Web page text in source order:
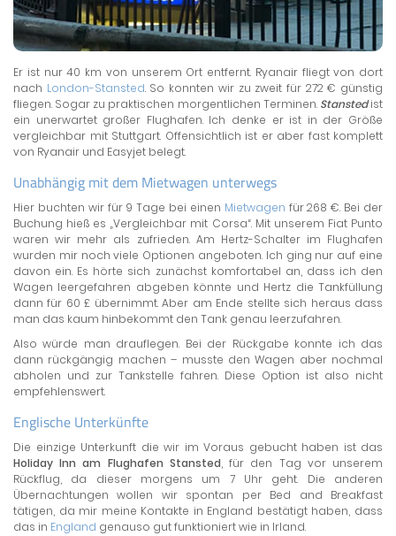
Er ist nur 40 km von unserem Ort entfernt. Ryanair fliegt von dort
nach London-Stansted. So konnten wir zu zweit für 272 € günstig
fliegen. Sogar zu praktischen morgentlichen Terminen. Stanstedist
ein unerwartet großer Flughafen. Ich denke er ist in der Größe
vergleichbar mit Stuttgart. Offensichtlich ist er aber fast komplett
von Ryanair und Easyjet belegt.
Unabhängig mit dem Mietwagen unterwegs
Hier buchten wir für 9 Tage bei einen Mietwagen für 268 €. Bei der
Buchung hieß es „Vergleichbar mit Corsa“. Mit unserem Fiat Punto
waren wir mehr als zufrieden. Am Hertz-Schalter im Flughafen
wurden mir noch viele Optionen angeboten. Ich ging nur auf eine
davon ein. Es hörte sich zunächst komfortabel an, dass ich den
Wagen leergefahren abgeben könnte und Hertz die Tankfüllung
dann für 60 £ übernimmt. Aber am Ende stellte sich heraus dass
man das kaum hinbekommt den Tank genau leerzufahren.
Also würde man drauflegen. Bei der Rückgabe konnte ich das
dann rückgängig machen – musste den Wagen aber nochmal
abholen und zur Tankstelle fahren. Diese Option ist also nicht
empfehlenswert.
Englische Unterkünfte
Die einzige Unterkunft die wir im Voraus gebucht haben ist das
Holiday Inn am Flughafen Stansted, für den Tag vor unserem
Rückflug, da dieser morgens um 7 Uhr geht. Die anderen
Übernachtungen wollen wir spontan per Bed and Breakfast
tätigen, da mir meine Kontakte in England bestätigt haben, dass
das in England genauso gut funktioniert wie in Irland.